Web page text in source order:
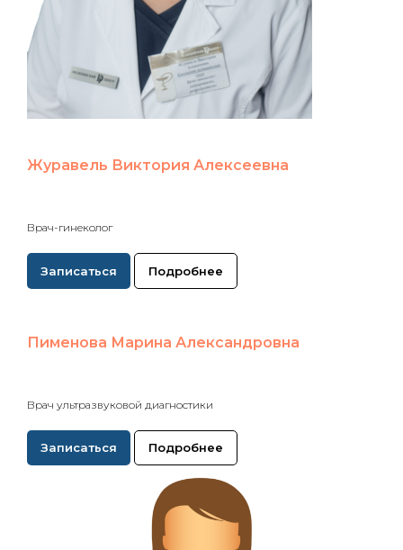
Журавель Виктория Алексеевна
Врач-гинеколог
Записаться Подробнее
Пименова Марина Александровна
Врач ультразвуковой диагностики
Записаться Подробнее